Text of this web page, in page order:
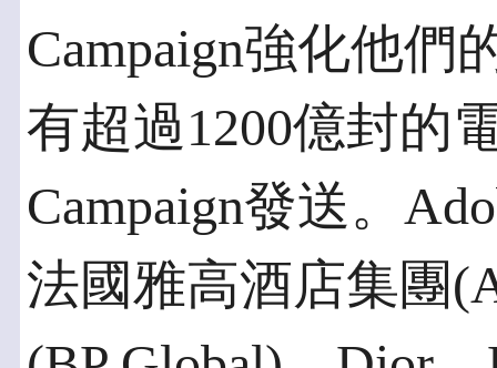
Campaign強化他們
有超過1200億封的
Campaign發送。
法國雅高酒店集團